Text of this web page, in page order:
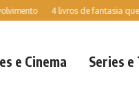
4 livros de fantasia que
e Cinema Series e